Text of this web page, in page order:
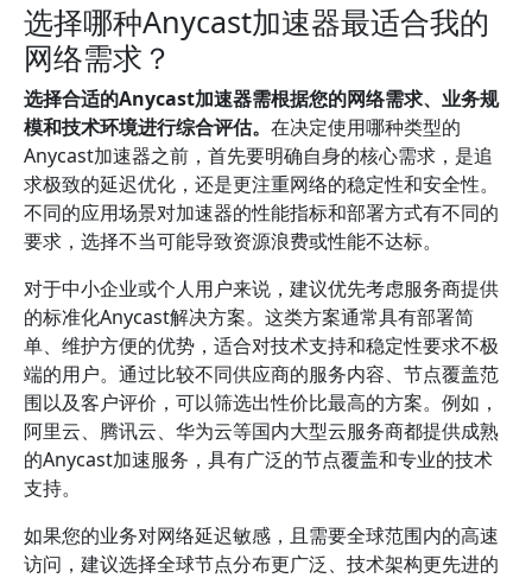
选择哪种Anycast加速器最适合我的
网络需求？
选择合适的Anycast加速器需根据您的网络需求、业务规
模和技术环境进行综合评估。 在决定使用哪种类型的
Anycast加速器之前，首先要明确自身的核心需求，是追
求极致的延迟优化，还是更注重网络的稳定性和安全性。
不同的应用场景对加速器的性能指标和部署方式有不同的
要求，选择不当可能导致资源浪费或性能不达标。
对于中小企业或个人用户来说，建议优先考虑服务商提供
的标准化Anycast解决方案。这类方案通常具有部署简
单、维护方便的优势，适合对技术支持和稳定性要求不极
端的用户。通过比较不同供应商的服务内容、节点覆盖范
围以及客户评价，可以筛选出性价比最高的方案。例如，
阿里云、腾讯云、华为云等国内大型云服务商都提供成熟
的Anycast加速服务，具有广泛的节点覆盖和专业的技术
支持。
如果您的业务对网络延迟敏感，且需要全球范围内的高速
访问，建议选择全球节点分布更广泛、技术架构更先进的